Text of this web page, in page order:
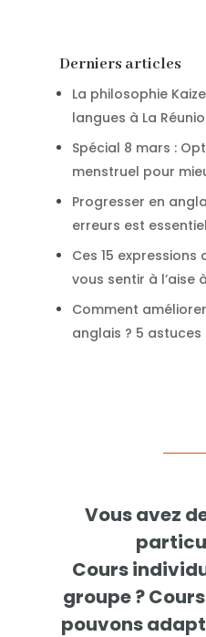
Derniers articles
La philosophie
langues à La
Spécial 8 mars :
menstruel pour
Progresser en
erreurs est
Ces 15
vous sentir à l’aise
Comment
anglais ? 5
Vous avez
Cours
groupe ?
pouvons